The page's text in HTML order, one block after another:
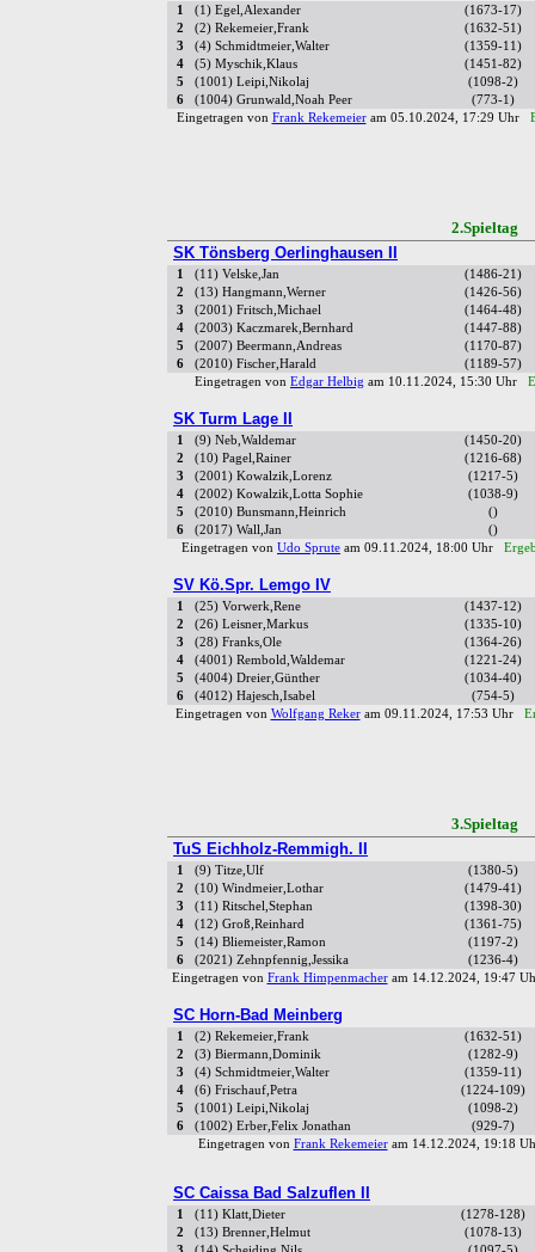
1 (1) Egel,Alexander
(1673-17)
2
(2) Rekemeier,Frank
(1632-51)
3
(4) Schmidtmeier,Walter
(1359-11)
4
(5) Myschik,Klaus
(1451-82)
5
(1001) Leipi,Nikolaj
(1098-2)
6
(1004) Grunwald,Noah Peer
(773-1)
Eingetragen von Frank Rekemeieram 05.10.2024, 17:29 Uhr
SK Tönsberg Oerlinghausen II
1 (11) Velske,Jan
(1486-21)
2
(13) Hangmann,Werner
(1426-56)
3
(2001) Fritsch,Michael
(1464-48)
4
(2003) Kaczmarek,Bernhard
(1447-88)
5
(2007) Beermann,Andreas
(1170-87)
6
(2010) Fischer,Harald
(1189-57)
Eingetragen von Edgar Helbig am 10.11.2024, 15:30 Uhr
SK Turm Lage II
1 (9) Neb,Waldemar
(1450-20)
2
(10) Pagel,Rainer
(1216-68)
3
(2001) Kowalzik,Lorenz
(1217-5)
4
(2002) Kowalzik,Lotta Sophie
(1038-9)
5
(2010) Bunsmann,Heinrich
()
6
(2017) Wall,Jan
()
Eingetragen von Udo Sprute am 09.11.2024, 18:00 Uhr
SV Kö.Spr. Lemgo IV
1 (25) Vorwerk,Rene
(1437-12)
2
(26) Leisner,Markus
(1335-10)
3
(28) Franks,Ole
(1364-26)
4
(4001) Rembold,Waldemar
(1221-24)
5
(4004) Dreier,Günther
(1034-40)
6
(4012) Hajesch,Isabel
(754-5)
Eingetragen von Wolfgang Rekeram 09.11.2024, 17:53 Uhr
TuS Eichholz-Remmigh. II
1 (9) Titze,Ulf
(1380-5)
2
(10) Windmeier,Lothar
(1479-41)
3
(11) Ritschel,Stephan
(1398-30)
4
(12) Groß,Reinhard
(1361-75)
5
(14) Bliemeister,Ramon
(1197-2)
6
(2021) Zehnpfennig,Jessika
(1236-4)
Eingetragen von Frank Himpenmacheram 14.12.2024, 19:47
SC Horn-Bad Meinberg
1 (2) Rekemeier,Frank
(1632-51)
2
(3) Biermann,Dominik
(1282-9)
3
(4) Schmidtmeier,Walter
(1359-11)
4
(6) Frischauf,Petra
(1224-109)
5
(1001) Leipi,Nikolaj
(1098-2)
6
(1002) Erber,Felix Jonathan
(929-7)
Eingetragen von Frank Rekemeieram 14.12.2024, 19:18
SC Caissa Bad Salzuflen II
1 (11) Klatt,Dieter
(1278-128)
2
(13) Brenner,Helmut
(1078-13)